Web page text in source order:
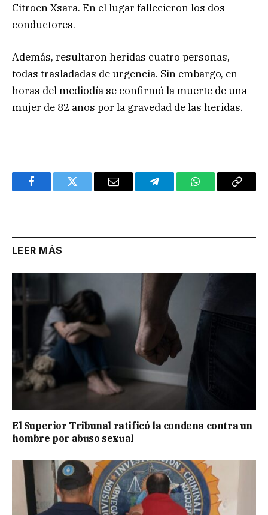
Citroen Xsara. En el lugar fallecieron los dos
conductores.
Además, resultaron heridas cuatro personas,
todas trasladadas de urgencia. Sin embargo, en
horas del mediodía se confirmó la muerte de una
mujer de 82 años por la gravedad de las heridas.
FacebookTwitter Email TelegramWhatsAppCopy
LEER MÁS
El Superior Tribunal ratificó la condena contra un
hombre por abuso sexual